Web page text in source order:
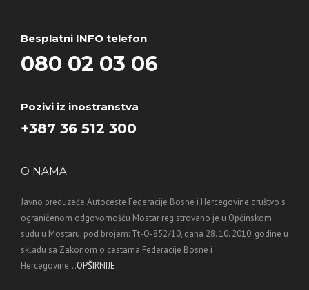
Besplatni INFO telefon
080 02 03 06
Pozivi iz inostranstva
+387 36 512 300
O NAMA
Javno preduzeće Autoceste Federacije Bosne i Hercegovine društvo s
ograničenom odgovornošću Mostar registrovano je u Općinskom
sudu u Mostaru, pod brojem: Tt-O-852/10, dana 28. 10. 2010. godine u
skladu sa Zakonom o cestama Federacije Bosne i
Hercegovine...OPŠIRNIJE